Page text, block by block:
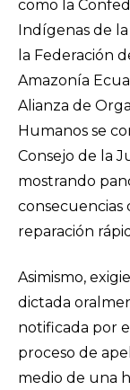
como la
Indígenas de
la Federación
Amazonía
Alianza de
Humanos se
Consejo de la
mostrando
consecuencias
reparación
Asimismo,
dictada
notificada por
proceso de
medio de una